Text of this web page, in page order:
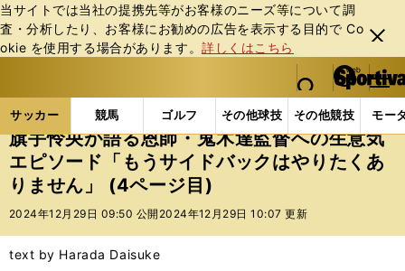
当サイトでは当社の提携先等がお客様のニーズ等について調
査・分析したり、お客様にお勧めの広告を表⽰する⽬的で Co
okie を使⽤する場合があります。詳しくはこちら
閉じ
る
web Sportiva (webスポルティーバ)
検索
マイペ
ー
ジ
メニュ
サッカー 競馬 ゴルフ その他球技 その他競技 モー
ス
ポ
ル
テ
ー
バ
サッカーの記事一覧 海外サッカー 海外サッカー
旗手怜央が語る恩師・鬼木達監督への生意気
エピソード「もうサイドバックはやりたくあ
りません」 (4ページ目)
2024年12月29日 09:50 公開 2024年12月29日 10:07 更新
text by Harada Daisuke